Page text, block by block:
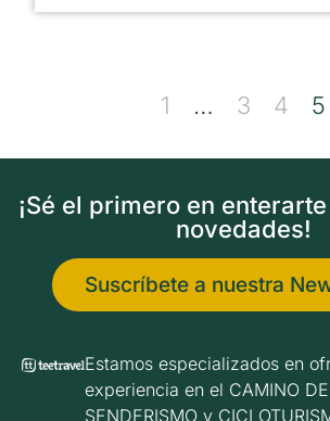
1 … 3 4 5
¡Sé el primero en
novedades!
Suscríbete a nuestra
Estamos especializados en
experiencia en el CAMINO
SENDERISMO y